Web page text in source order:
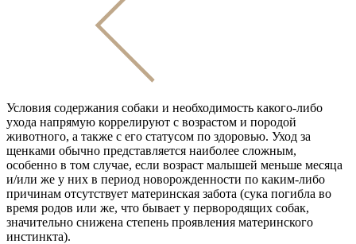
Условия содержания собаки и необходимость какого-либо
ухода напрямую коррелируют с возрастом и породой
животного, а также с его статусом по здоровью. Уход за
щенками обычно представляется наиболее сложным,
особенно в том случае, если возраст малышей меньше месяца
и/или же у них в период новорожденности по каким-либо
причинам отсутствует материнская забота (сука погибла во
время родов или же, что бывает у первородящих собак,
значительно снижена степень проявления материнского
инстинкта).